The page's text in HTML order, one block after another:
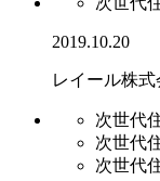
2019.10.20
レイール株
次世代
次世代
次世代